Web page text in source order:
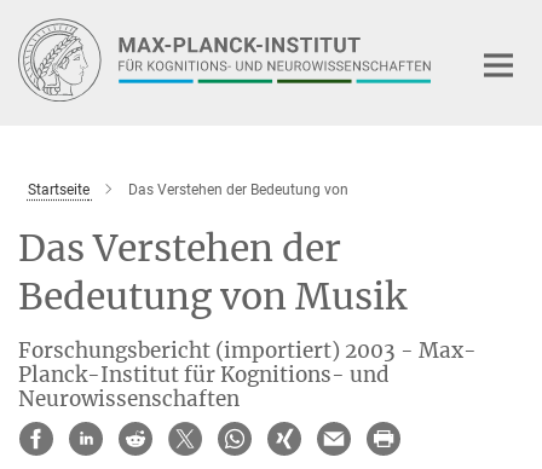
Hauptinhalt
Startseite Das Verstehen der Bedeutung von
Das Verstehen der
Bedeutung von Musik
Forschungsbericht (importiert) 2003 - Max-
Planck-Institut für Kognitions- und
Neurowissenschaften